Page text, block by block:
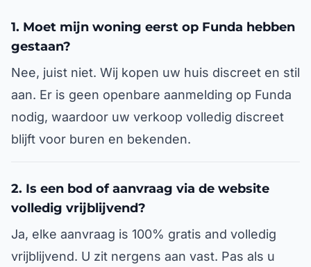
1. Moet mijn woning eerst op Funda hebben
gestaan?
Nee, juist niet. Wij kopen uw huis discreet en stil
aan. Er is geen openbare aanmelding op Funda
nodig, waardoor uw verkoop volledig discreet
blijft voor buren en bekenden.
2. Is een bod of aanvraag via de website
volledig vrijblijvend?
Ja, elke aanvraag is 100% gratis and volledig
vrijblijvend. U zit nergens aan vast. Pas als u